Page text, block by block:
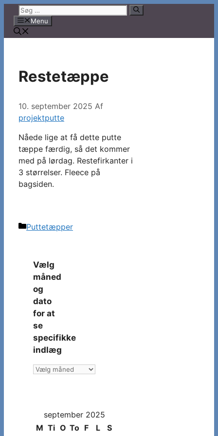
indhold
Søg
efter:Menu
Restetæppe
10. september 2025 Af
projektputte
Nåede lige at få dette putte
tæppe færdig, så det kommer
med på lørdag. Restefirkanter i
3 størrelser. Fleece på
bagsiden.
Kategorier
Puttetæpper
Vælg
måned
og
dato
for at
se
specifikke
indlæg
Vælg
at
september 2025
M Ti O To F L
S